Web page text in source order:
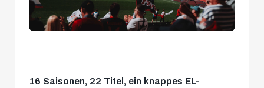
16 Saisonen, 22 Titel, ein knappes EL-